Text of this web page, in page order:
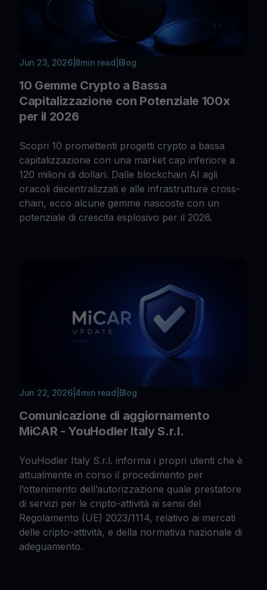
Jun 23, 2026| 8min read Blog
10 Gemme Crypto a Bassa
Capitalizzazione con Potenziale 100x
per il 2026
Scopri 10 promettenti progetti crypto a bassa
capitalizzazione con una market cap inferiore a
120 milioni di dollari. Dalle blockchain AI agli
oracoli decentralizzati e alle infrastrutture cross-
chain, ecco alcune gemme nascoste con un
potenziale di crescita esplosivo per il 2026.
Jun 22, 2026| 4min read Blog
Comunicazione di aggiornamento
MiCAR - YouHodler Italy S.r.l.
YouHodler Italy S.r.l. informa i propri utenti che è
attualmente in corso il procedimento per
l’ottenimento dell’autorizzazione quale prestatore
di servizi per le cripto-attività ai sensi del
Regolamento (UE) 2023/1114, relativo ai mercati
delle cripto-attività, e della normativa nazionale di
adeguamento.